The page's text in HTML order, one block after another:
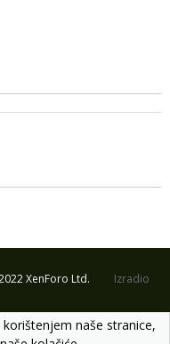
XenForo Ltd.
Izradio
naše stranice,